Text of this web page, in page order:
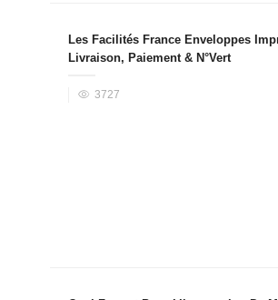
Les Facilités France Enveloppes
Livraison, Paiement & N°Vert
3727